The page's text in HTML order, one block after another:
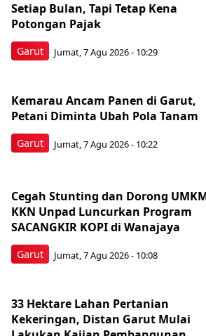
Garut
Setiap Bulan, Tapi Tetap Kena
Potongan Pajak
Jumat, 7 Agu 2026 - 10:29
Garut
Kemarau Ancam Panen di Garut,
Petani Diminta Ubah Pola Tanam
Jumat, 7 Agu 2026 - 10:22
Garut
Cegah Stunting dan Dorong
KKN Unpad Luncurkan Program
SACANGKIR KOPI di Wanajaya
Jumat, 7 Agu 2026 - 10:08
33 Hektare Lahan Pertanian
Kekeringan, Distan Garut Mulai